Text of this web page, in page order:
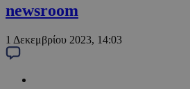
newsroom
1 Δεκεμβρίου 2023, 14:03